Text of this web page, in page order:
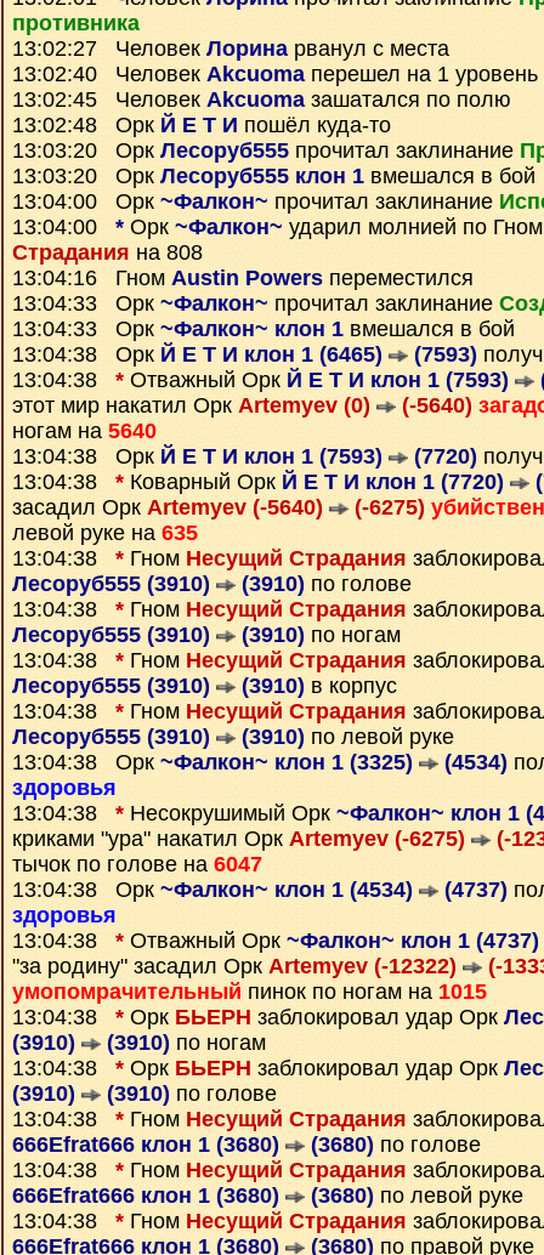
противника
13:02:27 Человек Лоринарванул с места
13:02:40 Человек Akcuomaперешел на 1 уровень
13:02:45 Человек Akcuomaзашатался по полю
13:02:48 Орк Й Е Т И пошёл куда-то
13:03:20 Орк Лесоруб555 прочитал заклинание
13:03:20 Орк Лесоруб555 клон 1 вмешался в бой
13:04:00 Орк ~Фалкон~ прочитал заклинание
13:04:00 * Орк ~Фалкон~ ударил молнией по
Страдания на 808
13:04:16 Гном Austin Powers переместился
13:04:33 Орк ~Фалкон~ прочитал заклинание
13:04:33 Орк ~Фалкон~ клон 1 вмешался в бой
13:04:38 Орк Й Е Т И клон 1 (6465) (7593)
13:04:38 * Отважный Орк Й Е Т И клон 1 (7593)
этот мир накатил Орк Artemyev (0) (-5640)
ногам на 5640
13:04:38 Орк Й Е Т И клон 1 (7593) (7720)
13:04:38 * Коварный Орк Й Е Т И клон 1 (7720)
засадил Орк Artemyev (-5640) (-6275)
левой руке на 635
13:04:38 * Гном Несущий Страдания
Лесоруб555 (3910)
(3910) по голове
13:04:38 * Гном Несущий Страдания
Лесоруб555 (3910)
(3910) по ногам
13:04:38 * Гном Несущий Страдания
Лесоруб555 (3910)
(3910) в корпус
13:04:38 * Гном Несущий Страдания
Лесоруб555 (3910)
(3910) по левой руке
13:04:38 Орк ~Фалкон~ клон 1 (3325) (4534)
здоровья
13:04:38 * Несокрушимый Орк ~Фалкон~ клон 1
криками "ура" накатил Орк Artemyev (-6275)
(-
тычок по голове на 6047
13:04:38 Орк ~Фалкон~ клон 1 (4534) (4737)
здоровья
13:04:38 * Отважный Орк ~Фалкон~ клон 1 (4737)
"за родину" засадил Орк Artemyev (-12322)
(-
умопомрачительный пинок по ногам на 1015
13:04:38 * Орк БЬЕРН заблокировал удар Орк
(3910)
(3910) по ногам
13:04:38 * Орк БЬЕРН заблокировал удар Орк
(3910)
(3910) по голове
13:04:38 * Гном Несущий Страдания
666Efrat666 клон 1 (3680)
(3680) по голове
13:04:38 * Гном Несущий Страдания
666Efrat666 клон 1 (3680)
(3680) по левой руке
13:04:38 * Гном Несущий Страдания
666Efrat666 клон 1 (3680)
(3680) по правой руке